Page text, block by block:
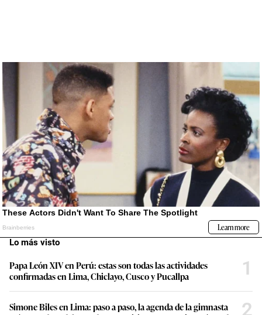
Lo más visto
Papa León XIV en Perú: estas son todas las actividades
confirmadas en Lima, Chiclayo, Cusco y Pucallpa
1
Simone Biles en Lima: paso a paso, la agenda de la gimnasta
2